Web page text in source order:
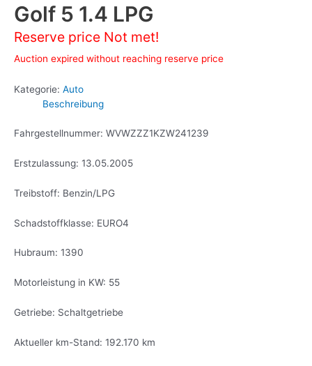
Golf 5 1.4 LPG
Reserve price Not met!
Auction expired without reaching reserve price
Kategorie: Auto
Beschreibung
Fahrgestellnummer: WVWZZZ1KZW241239
Erstzulassung: 13.05.2005
Treibstoff: Benzin/LPG
Schadstoffklasse: EURO4
Hubraum: 1390
Motorleistung in KW: 55
Getriebe: Schaltgetriebe
Aktueller km-Stand: 192.170 km